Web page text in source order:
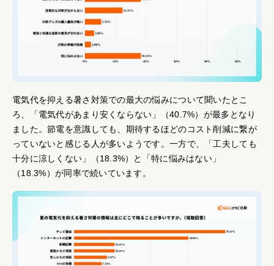
電気代を抑える暑さ対策での最大の悩みについて聞いたとこ
ろ、「電気代があまり安くならない」（40.7%）が最多となり
ました。節電を意識しても、期待するほどのコスト削減に繋が
っていないと感じる人が多いようです。一方で、「工夫しても
十分に涼しくない」（18.3%）と「特に悩みはない」
（18.3%）が同率で続いています。